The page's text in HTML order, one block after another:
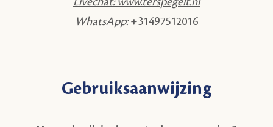
WhatsApp:+31497512016
Gebruiksaanwijzing